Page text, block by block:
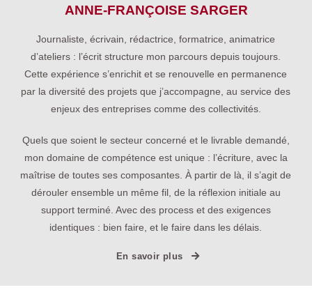
ANNE-FRANÇOISE SARGER
Journaliste, écrivain, rédactrice, formatrice, animatrice
d’ateliers : l’écrit structure mon parcours depuis toujours.
Cette expérience s’enrichit et se renouvelle en permanence
par la diversité des projets que j’accompagne, au service des
enjeux des entreprises comme des collectivités.
Quels que soient le secteur concerné et le livrable demandé,
mon domaine de compétence est unique : l’écriture, avec la
maîtrise de toutes ses composantes. À partir de là, il s’agit de
dérouler ensemble un même fil, de la réflexion initiale au
support terminé. Avec des process et des exigences
identiques : bien faire, et le faire dans les délais.
En savoir plus